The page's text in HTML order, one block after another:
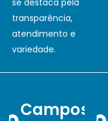
transparência,
atendimento e
variedade.
Campos